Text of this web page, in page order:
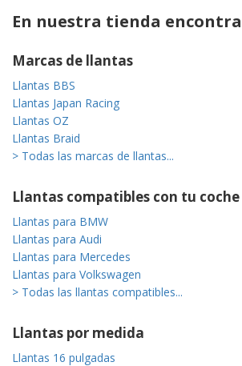
En nuestra tienda
Marcas de llantas
Llantas BBS
Llantas Japan Racing
Llantas OZ
Llantas Braid
> Todas las marcas de llantas...
Llantas compatibles con tu coche
Llantas para BMW
Llantas para Audi
Llantas para Mercedes
Llantas para Volkswagen
> Todas las llantas compatibles...
Llantas por medida
Llantas 16 pulgadas